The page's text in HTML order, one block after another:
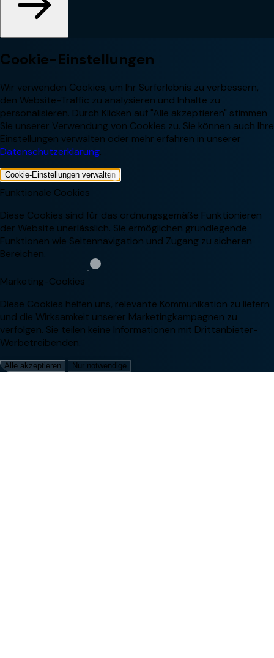
Cookie-Einstellungen
Wir verwenden Cookies, um Ihr Surferlebnis zu verbessern,
den Website-Traffic zu analysieren und Inhalte zu
personalisieren. Durch Klicken auf "Alle akzeptieren" stimmen
Sie unserer Verwendung von Cookies zu. Sie können auch Ihre
Einstellungen verwalten oder mehr erfahren in unserer
Datenschutzerklärung.
Cookie-Einstellungen verwalten
Funktionale Cookies
Diese Cookies sind für das ordnungsgemäße Funktionieren
der Website unerlässlich. Sie ermöglichen grundlegende
Funktionen wie Seitennavigation und Zugang zu sicheren
Bereichen.
Marketing-Cookies
Diese Cookies helfen uns, relevante Kommunikation zu liefern
und die Wirksamkeit unserer Marketingkampagnen zu
verfolgen. Sie teilen keine Informationen mit Drittanbieter-
Werbetreibenden.
Alle akzeptieren Nur notwendige